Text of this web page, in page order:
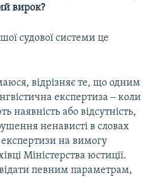
вирок?
судової системи це
відрізняє те, що одним
експертиза ‒ коли
наявність або відсутність,
ненависті в словах
на вимогу
Міністерства юстиції.
певним параметрам,